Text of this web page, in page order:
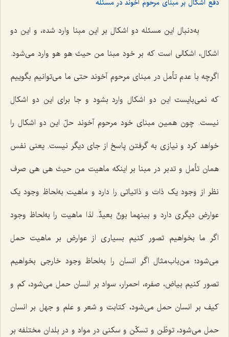
دفع اشکال بر مبنای مرحوم آخوند در مسئله
به‌دنبال این مسئله دو اشکال بر این مبنا وارد شده، و این دو
اشکال، اشکالی است که بر خود مبنا من حیث هو هو وارد می‌شود.
اگرچه با عدم تأمل در مبنای مرحوم آخوند حتی ما می‌توانیم بگوییم
که نمی‌بایست این دو اشکال وارد بشود و جا برای این دو اشکال
نیست. چون همین مبنای خود مرحوم آخوند حلّ این دو اشکال را
خواهد کرد و نیازی به گرفتن پاسخ از جای دیگر نیست. یعنی نفس
همان تأمل و تدبر در مبنا بر اینکه ماهیت من حیث هی هی صرف
نظر از وجود یک ذات و ذاتیاتی را دارد و ماهیت به‌لحاظ وجود یک
عوارض دیگری دارد و بینهما بونٌ بعیدٌ. لذا ماهیت را به‌لحاظ وجود
اگر ما بخواهیم تصور کنیم بسیاری از عوارض بر ماهیت حمل
می‌شود؛ من‌باب‌مثال اگر انسان را به‌لحاظ وجود خارجی بخواهیم
تصور کنیم بیاض، صفره، احمرار، سواد بر انسان حمل می‌شود، کم و
کیف بر انسان حمل می‌شود، کتابت و شعر و علم و جهل بر انسان
حمل می‌شود، توطّن و تسکّن و سکنی در مواد و در بلدان مختلفه بر